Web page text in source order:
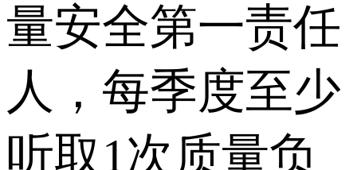
量安全第一责任
人，每季度至少
听取1次质量负